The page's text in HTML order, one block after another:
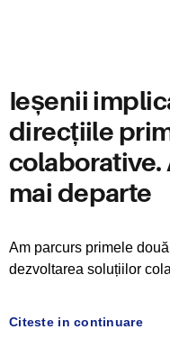
Ieșenii
direcțiile
colaborative.
mai departe
Am parcurs primele
dezvoltarea soluțiilor
Citeste in continuare